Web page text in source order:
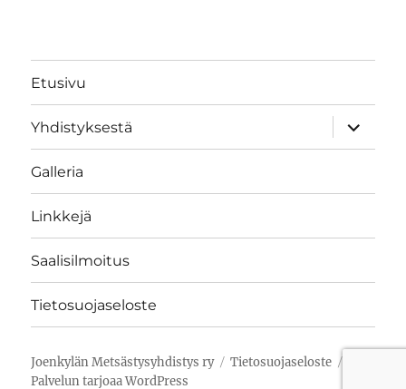
Etusivu
Yhdistyksestä
näytä
Galleria
Linkkejä
Saalisilmoitus
Tietosuojaseloste
Joenkylän Metsästysyhdistys ry
Tietosuojaseloste
Palvelun tarjoaa WordPress